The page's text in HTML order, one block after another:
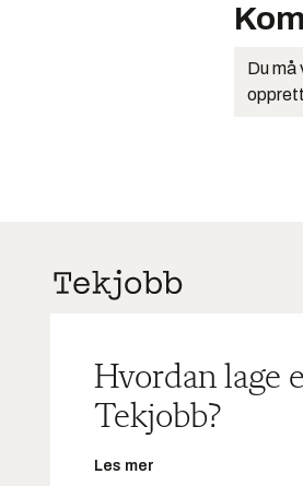
Du
Hvordan lage
Tekjobb?
Les mer